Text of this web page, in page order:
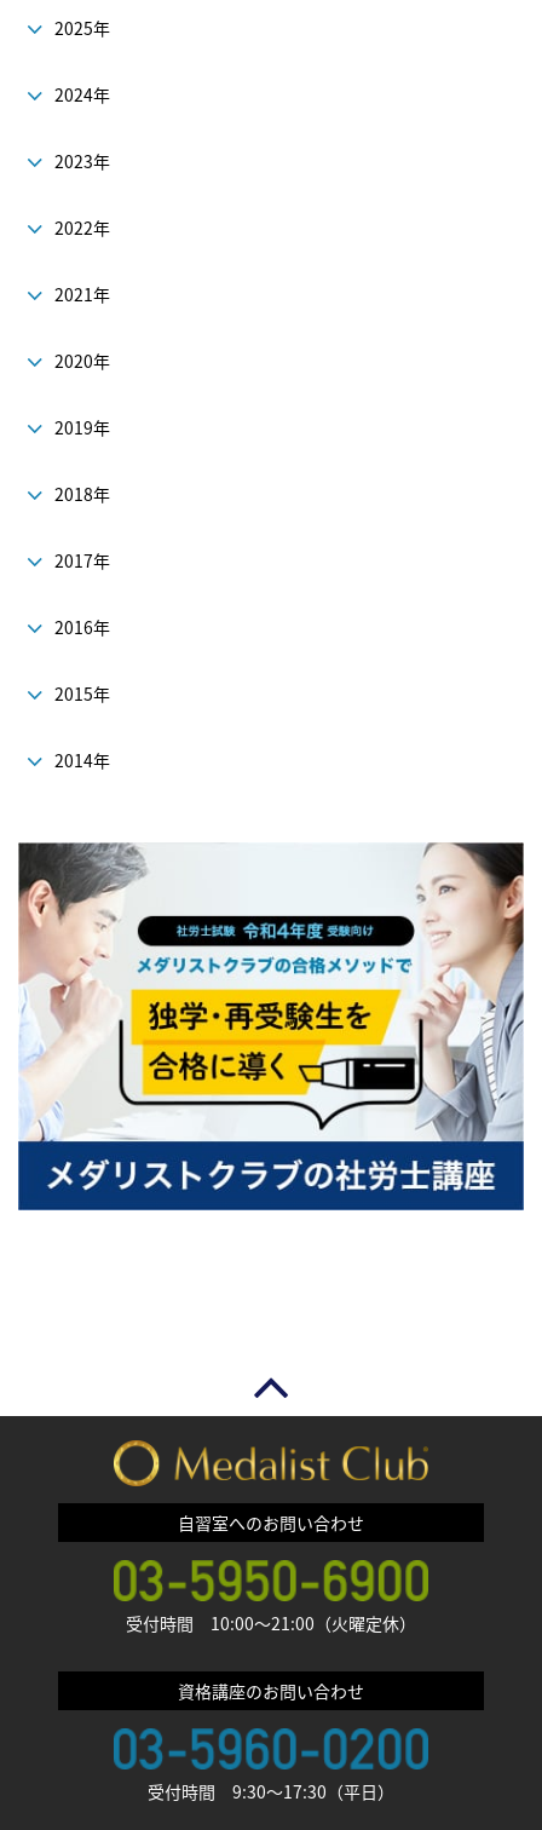
2025年
2024年
2023年
2022年
2021年
2020年
2019年
2018年
2017年
2016年
2015年
2014年
自習室へのお問い合わせ
受付時間 10:00〜21:00（火曜定休）
資格講座のお問い合わせ
受付時間 9:30〜17:30（平日）